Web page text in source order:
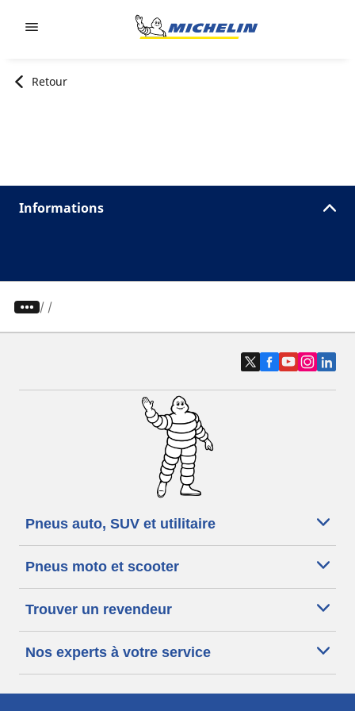
Retour
Informations
/
Pneus auto, SUV et utilitaire
Pneus moto et scooter
Trouver un revendeur
Nos experts à votre service